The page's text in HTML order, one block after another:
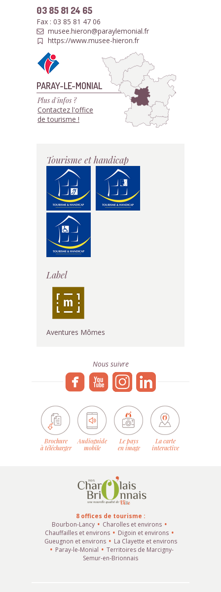
03 85 81 24 65
Fax : 03 85 81 47 06
musee.hieron@paraylemonial.fr
https://www.musee-hieron.fr
PARAY-LE-MONIAL
Plus d'infos ?
Contactez l'office
de tourisme !
Tourisme et handicap
Label
Aventures Mômes
Nous suivre
Brochure
à télécharger
Audioguide
mobile
Le pays
en image
La carte
interactive
8 offices de tourisme :
Bourbon-Lancy
Charolles et environs
Chauffailles et environs
Digoin et environs
Gueugnon et environs
La Clayette et environs
Paray-le-Monial
Territoires de Marcigny-
Semur-en-Brionnais